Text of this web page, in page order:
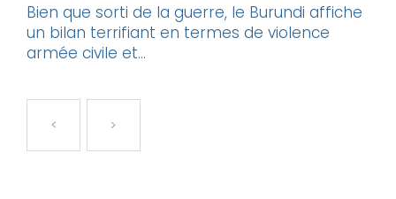
Bien que sorti de la guerre, le Burundi affiche
un bilan terrifiant en termes de violence
armée civile et...